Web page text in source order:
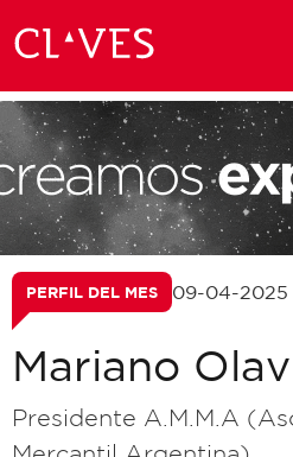
PERFIL DEL MES 09-04-2025
Mariano
Presidente A.M.M.A